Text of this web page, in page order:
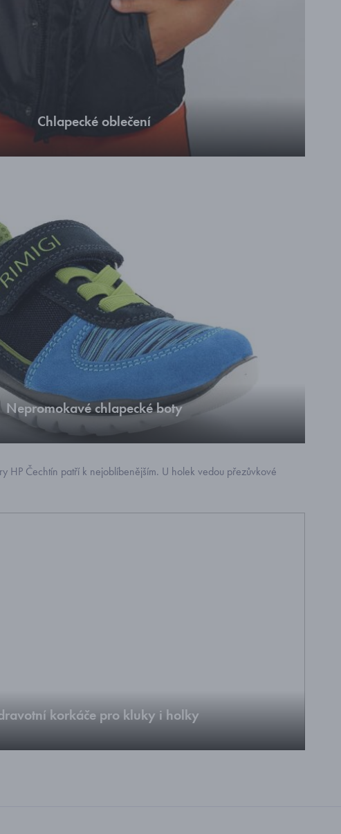
Chlapecké oblečení
Nepromokavé chlapecké boty
Chlapecké boty s gore-tex membránou
HP Čechtín patří k nejoblíbenějším. U holek vedou přezůvkové
korkáče pro kluky i holky